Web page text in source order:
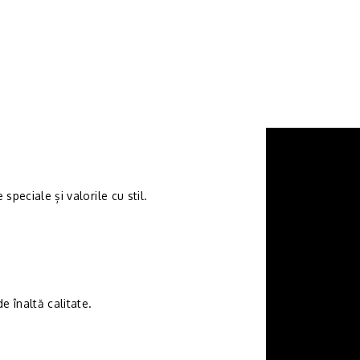
speciale și valorile cu stil.
înaltă calitate.